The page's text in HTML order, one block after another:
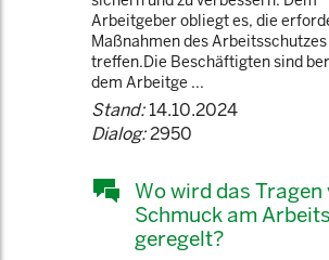
Arbeitgeber obliegt es, die
Maßnahmen des Arbeitsschutzes
treffen.Die Beschäftigten sind
dem Arbeitge ...
Stand:14.10.2024
Dialog:2950
Wo wird das Tragen
Schmuck am
geregelt?